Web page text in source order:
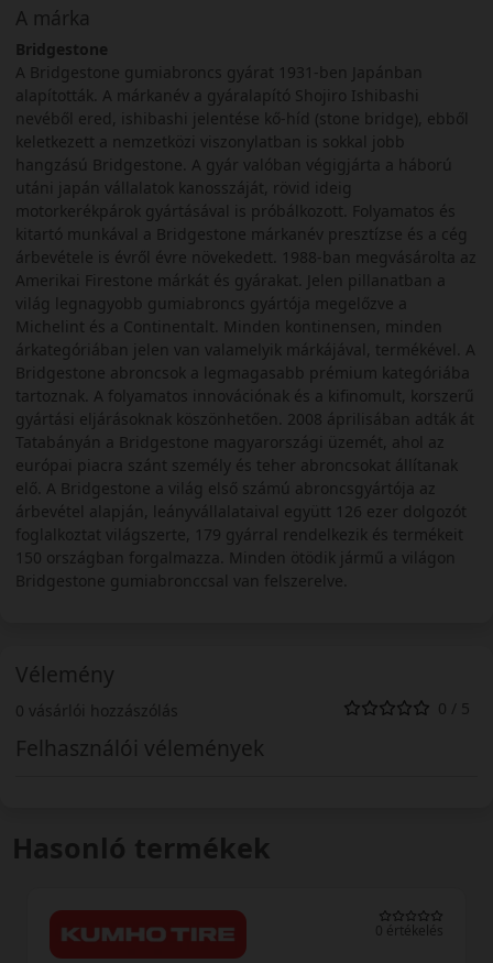
A márka
Bridgestone
A Bridgestone gumiabroncs gyárat 1931-ben Japánban
alapították. A márkanév a gyáralapító Shojiro Ishibashi
nevéből ered, ishibashi jelentése kő-híd (stone bridge), ebből
keletkezett a nemzetközi viszonylatban is sokkal jobb
hangzású Bridgestone. A gyár valóban végigjárta a háború
utáni japán vállalatok kanosszáját, rövid ideig
motorkerékpárok gyártásával is próbálkozott. Folyamatos és
kitartó munkával a Bridgestone márkanév presztízse és a cég
árbevétele is évről évre növekedett. 1988-ban megvásárolta az
Amerikai Firestone márkát és gyárakat. Jelen pillanatban a
világ legnagyobb gumiabroncs gyártója megelőzve a
Michelint és a Continentalt. Minden kontinensen, minden
árkategóriában jelen van valamelyik márkájával, termékével. A
Bridgestone abroncsok a legmagasabb prémium kategóriába
tartoznak. A folyamatos innovációnak és a kifinomult, korszerű
gyártási eljárásoknak köszönhetően. 2008 áprilisában adták át
Tatabányán a Bridgestone magyarországi üzemét, ahol az
európai piacra szánt személy és teher abroncsokat állítanak
elő. A Bridgestone a világ első számú abroncsgyártója az
árbevétel alapján, leányvállalataival együtt 126 ezer dolgozót
foglalkoztat világszerte, 179 gyárral rendelkezik és termékeit
150 országban forgalmazza. Minden ötödik jármű a világon
Bridgestone gumiabronccsal van felszerelve.
Vélemény
0 vásárlói hozzászólás 0 / 5
Felhasználói vélemények
Hasonló termékek
0 értékelés